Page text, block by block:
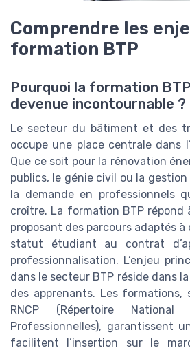
Comprendre les
formation BTP
Pourquoi la formation
devenue incontournable ?
Le secteur du bâtiment et des
occupe une place centrale dans
Que ce soit pour la rénovation
publics, le génie civil ou la
la demande en professionnels
croître. La formation BTP
proposant des parcours adaptés
statut étudiant au contrat
professionnalisation. L’enjeu
dans le secteur BTP réside dans
des apprenants. Les formations,
RNCP (Répertoire National
Professionnelles), garantissent
facilitent l’insertion sur le